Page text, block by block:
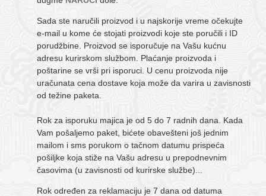
Sada ste naručili proizvod i u najskorije vreme očekujte
e-mail u kome će stojati proizvodi koje ste poručili i ID
porudžbine. Proizvod se isporučuje na Vašu kućnu
adresu kurirskom službom. Plaćanje proizvoda i
poštarine se vrši pri isporuci. U cenu proizvoda nije
uračunata cena dostave koja može da varira u zavisnosti
od težine paketa.
Rok za isporuku majica je od 5 do 7 radnih dana. Kada
Vam pošaljemo paket, bićete obavešteni još jednim
mailom i sms porukom o tačnom datumu prispeća
pošiljke koja stiže na Vašu adresu u prepodnevnim
časovima (u zavisnosti od kurirske službe)...
Rok određen za reklamaciju je 7 dana od datuma